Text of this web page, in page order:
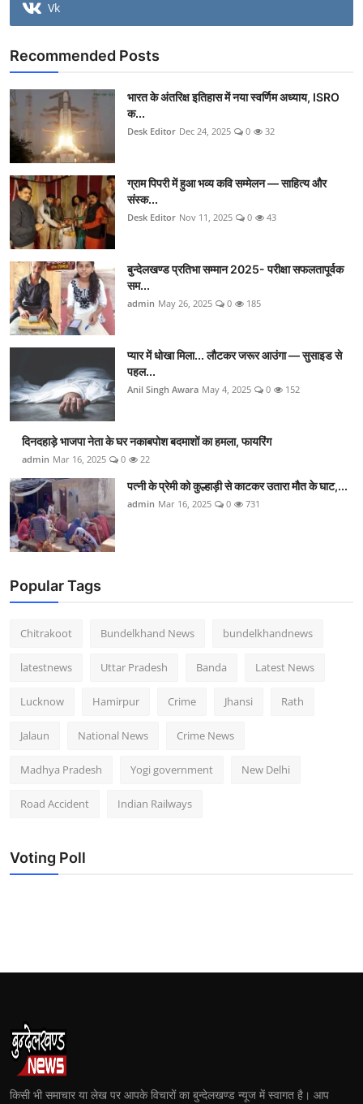
Vk
Recommended Posts
भारत के अंतरिक्ष इतिहास में नया स्वर्णिम अध्याय, ISRO
क...
Desk Editor Dec 24, 2025 0 32
ग्राम पिपरी में हुआ भव्य कवि सम्मेलन — साहित्य और
संस्क...
Desk Editor Nov 11, 2025 0 43
बुन्देलखण्ड प्रतिभा सम्मान 2025- परीक्षा सफलतापूर्वक
सम...
admin May 26, 2025 0 185
प्यार में धोखा मिला... लौटकर जरूर आउंगा — सुसाइड से
पहल...
Anil Singh Awara May 4, 2025 0 152
दिनदहाड़े भाजपा नेता के घर नकाबपोश बदमाशों का हमला, फायरिंग
admin Mar 16, 2025 0 22
पत्नी के प्रेमी को कुल्हाड़ी से काटकर उतारा मौत के घाट,...
admin Mar 16, 2025 0 731
Popular Tags
Chitrakoot Bundelkhand News bundelkhandnews
latestnews Uttar Pradesh Banda Latest News
Lucknow Hamirpur Crime Jhansi Rath
Jalaun National News Crime News
Madhya Pradesh Yogi government New Delhi
Road Accident Indian Railways
Voting Poll
किसी भी समाचार या लेख पर आपके विचारों का बुन्देलखण्ड न्यूज में स्वागत है। आप